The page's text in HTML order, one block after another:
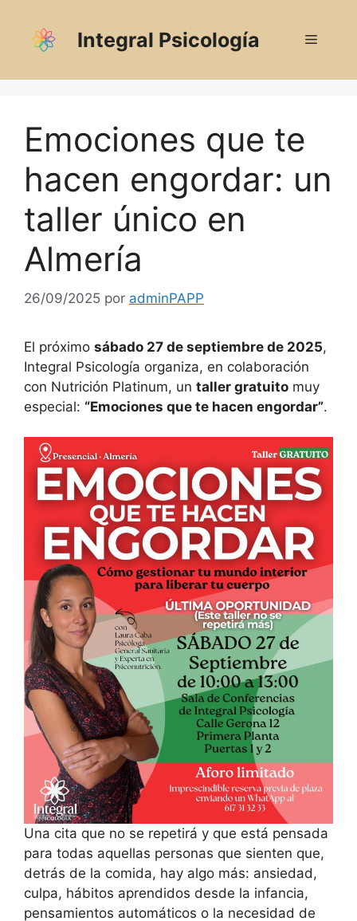
contenido
Integral Psicología Menú
Emociones que te
hacen engordar: un
taller único en
Almería
26/09/2025 por adminPAPP
El próximo sábado 27 de septiembre de 2025,
Integral Psicología organiza, en colaboración
con Nutrición Platinum, un taller gratuito muy
especial: “Emociones que te hacen engordar”.
Una cita que no se repetirá y que está pensada
para todas aquellas personas que sienten que,
detrás de la comida, hay algo más: ansiedad,
culpa, hábitos aprendidos desde la infancia,
pensamientos automáticos o la necesidad de